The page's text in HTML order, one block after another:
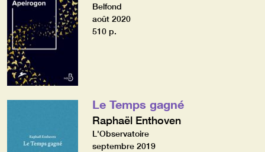
Belfond
août 2020
510 p.
Le Temps gagné
Raphaël Enthoven
L'Observatoire
septembre 2019